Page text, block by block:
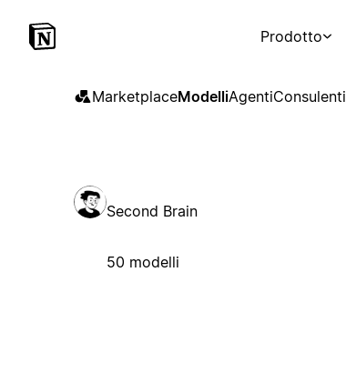
Prodotto
MarketplaceModelliAgentiConsulenti
Second Brain
50 modelli